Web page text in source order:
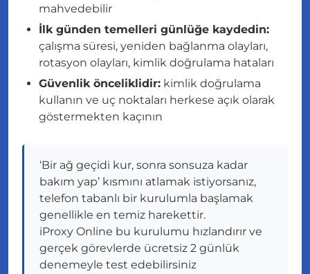
mahvedebilir
İlk günden temelleri günlüğe kaydedin:
çalışma süresi, yeniden bağlanma olayları,
rotasyon olayları, kimlik doğrulama hataları
Güvenlik önceliklidir: kimlik doğrulama
kullanın ve uç noktaları herkese açık olarak
göstermekten kaçının
‘Bir ağ geçidi kur, sonra sonsuza kadar
bakım yap’ kısmını atlamak istiyorsanız,
telefon tabanlı bir kurulumla başlamak
genellikle en temiz harekettir.
iProxy Online bu kurulumu hızlandırır ve
gerçek görevlerde ücretsiz 2 günlük
denemeyle test edebilirsiniz